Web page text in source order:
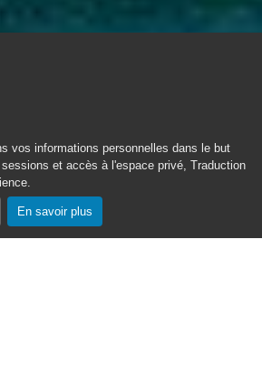
vos informations personnelles dans le but
sessions et accès à l'espace privé, Traduction
.
En savoir plus